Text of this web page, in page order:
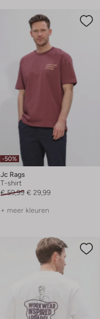
-50%
Jc Rags
T-shirt
€ 59,99 € 29,99
+ meer kleuren